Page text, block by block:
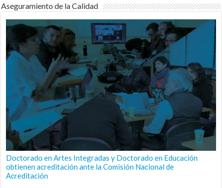
Aseguramiento de la Calidad
Doctorado en Artes Integradas y Doctorado en Educación
obtienen acreditación ante la Comisión Nacional de
Acreditación